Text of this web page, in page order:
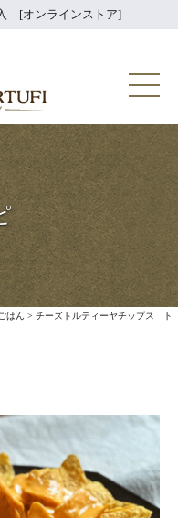
[オンラインストア]
はん > チーズトルティーヤチップス ト